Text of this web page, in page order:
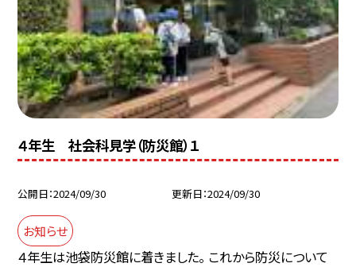
４年生 社会科見学（防災館）１
公開日 2024/09/30 更新日 2024/09/30
お知らせ
４年生は池袋防災館に着きました。 これから防災について